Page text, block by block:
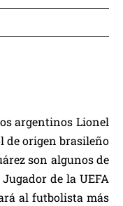
argentinos Lionel
de origen brasileño
son algunos de
de la UEFA
al futbolista más